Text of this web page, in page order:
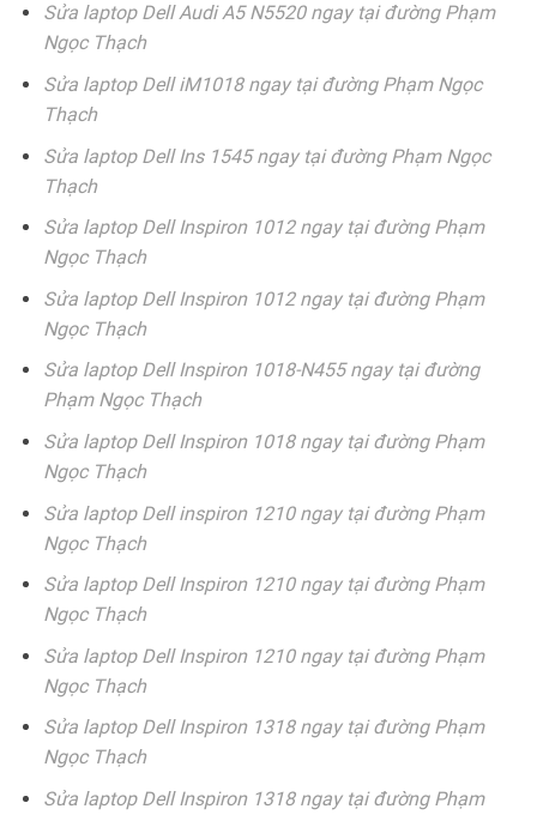
Sửa laptop Dell Audi A5 N5520 ngay tại đường Phạm
Ngọc Thạch
Sửa laptop Dell iM1018 ngay tại đường Phạm Ngọc
Thạch
Sửa laptop Dell Ins 1545 ngay tại đường Phạm Ngọc
Thạch
Sửa laptop Dell Inspiron 1012 ngay tại đường Phạm
Ngọc Thạch
Sửa laptop Dell Inspiron 1012 ngay tại đường Phạm
Ngọc Thạch
Sửa laptop Dell Inspiron 1018-N455 ngay tại đường
Phạm Ngọc Thạch
Sửa laptop Dell Inspiron 1018 ngay tại đường Phạm
Ngọc Thạch
Sửa laptop Dell inspiron 1210 ngay tại đường Phạm
Ngọc Thạch
Sửa laptop Dell Inspiron 1210 ngay tại đường Phạm
Ngọc Thạch
Sửa laptop Dell Inspiron 1210 ngay tại đường Phạm
Ngọc Thạch
Sửa laptop Dell Inspiron 1318 ngay tại đường Phạm
Ngọc Thạch
Sửa laptop Dell Inspiron 1318 ngay tại đường Phạm